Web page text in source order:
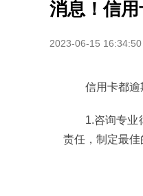
消息！信
2023-06-15 16:34:50
信用卡都
1.咨询专业
责任，制定最佳